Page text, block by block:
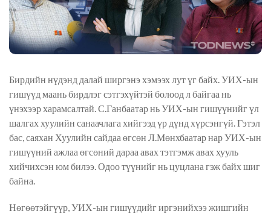
Бирдийн нүдэнд далай ширгэнэ хэмээх лут үг байх. УИХ-ын
гишүүд маань бирдлэг сэтгэхүйтэй болоод л байгаа нь
үнэхээр харамсалтай. С.Ганбаатар нь УИХ-ын гишүүнийг үл
шалгах хуулийн санаачлага хийгээд үр дүнд хүрсэнгүй. Гэтэл
бас, саяхан Хуулийн сайдаа өгсөн Л.Мөнхбаатар нар УИХ-ын
гишүүний ажлаа өгсөний дараа авах тэтгэмж авах хууль
хийчихсэн юм билээ. Одоо түүнийг нь цуцлана гэж байх шиг
байна.
Нөгөөтэйгүүр, УИХ-ын гишүүдийг иргэнийхээ жишгийн